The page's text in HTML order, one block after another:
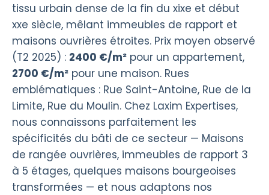
tissu urbain dense de la fin du xixe et début
xxe siècle, mêlant immeubles de rapport et
maisons ouvrières étroites. Prix moyen observé
(T2 2025) : 2400 €/m² pour un appartement,
2700 €/m² pour une maison. Rues
emblématiques : Rue Saint-Antoine, Rue de la
Limite, Rue du Moulin. Chez Laxim Expertises,
nous connaissons parfaitement les
spécificités du bâti de ce secteur — Maisons
de rangée ouvrières, immeubles de rapport 3
à 5 étages, quelques maisons bourgeoises
transformées — et nous adaptons nos